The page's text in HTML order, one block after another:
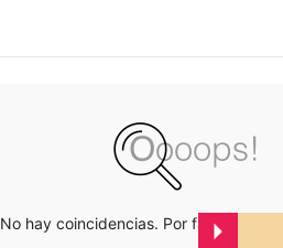
No hay coincidencias. Por favor